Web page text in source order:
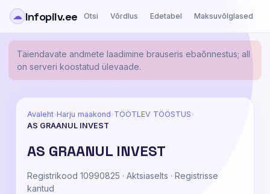
☁ Infopilv.ee Otsi Võrdlus Edetabel Maksuvõlglased
Täiendavate andmete laadimine brauseris ebaõnnestus; all
on serveri koostatud ülevaade.
Avaleht›Harju maakond›TÖÖTLEV TÖÖSTUS›
AS GRAANUL INVEST
AS GRAANUL INVEST
Registrikood 10990825 · Aktsiaselts · Registrisse
kantud